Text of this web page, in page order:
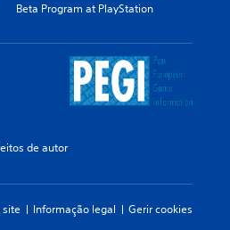
Beta Program at PlayStation
de autor
site Informação legal Gerir cookies